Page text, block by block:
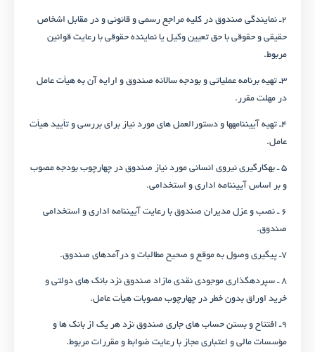
۲ـ نمایندگی صندوق در کلیه مراجع رسمی و قانونی و در مقابل اشخاص
حقیقی و حقوقی با حق تعیین وکیل یا نماینده حقوقی با رعایت قوانین
مربوط.
۳ـ تهیه برنامه عملیاتی و بودجه سالانه صندوق و ارایه آن به هیأت عامل
در مهلت مقرر.
۴ـ تهیه آیین­نامه­ها و دستورالعمل های مورد نیاز برای بررسی و تأیید هیأت
عامل.
۵ ـ به­کارگیری نیروی انسانی مورد نیاز صندوق در چهارچوب بودجه مصوب
و بر اساس آیین­نامه اداری و استخدامی.
۶ ـ نصب و عزل مدیران صندوق با رعایت آیین­نامه اداری و استخدامی
صندوق.
۷ـ پیگیری وصول به موقع و صحیح مطالبات و درآمدهای صندوق.
۸ ـ سپرده­گذاری موجودی نقدی مازاد صندوق نزد بانک های دولتی و
خرید اوراق بدون خطر در چهارچوب مصوبات هیأت عامل.
۹ـ افتتاح و بستن حساب های جاری صندوق نزد هر یک از بانک ها و
مؤسسات مالی و اعتباری مجاز با رعایت ضوابط و مقررات مربوط.